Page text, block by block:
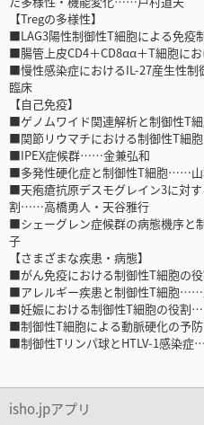
【Tregの多様性】
■LAG3陽性制御性T細胞による免
■腸管上皮CD4＋CD8αα＋T細胞に
■慢性感染症におけるIL-27産生性
臨床
【自己免疫】
■ゲノムワイド関連解析と制御性T
■関節リウマチにおける制御性T細
■IPEX症候群……金兼弘和
■多発性硬化症と制御性T細胞……山
■天疱瘡抗原デスモグレイン3に対
割……高橋勇人・天谷雅行
■シェーグレン症候群の病態機序
子
【さまざまな疾患・病態】
■がん免疫における制御性T細胞の
■アレルギー疾患と制御性T細胞……
■妊娠における制御性T細胞の役割
■制御性T細胞による動脈硬化の予
■制御性Tリンパ球とHTLV-1感染
isho.jpアプリ